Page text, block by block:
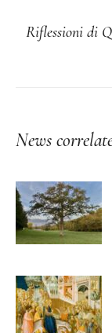
post
Riflessioni di
News